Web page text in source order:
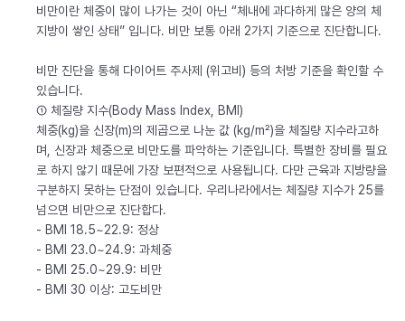
비만이란 체중이 많이 나가는 것이 아닌 “체내에 과다하게 많은 양의 체
지방이 쌓인 상태” 입니다. 비만 보통 아래 2가지 기준으로 진단합니다.
비만 진단을 통해 다이어트 주사제 (위고비) 등의 처방 기준을 확인할 수
있습니다.
① 체질량 지수(Body Mass Index, BMI)
체중(kg)을 신장(m)의 제곱으로 나눈 값 (kg/m²)을 체질량 지수라고하
며, 신장과 체중으로 비만도를 파악하는 기준입니다. 특별한 장비를 필요
로 하지 않기 때문에 가장 보편적으로 사용됩니다. 다만 근육과 지방량을
구분하지 못하는 단점이 있습니다. 우리나라에서는 체질량 지수가 25를
넘으면 비만으로 진단합다.
- BMI 18.5~22.9: 정상
- BMI 23.0~24.9: 과체중
- BMI 25.0~29.9: 비만
- BMI 30 이상: 고도비만